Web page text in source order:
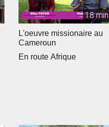
18 min
L'oeuvre missionaire au
Cameroun
En route Afrique